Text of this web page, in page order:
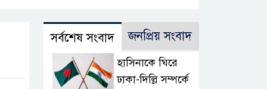
সর্বশেষ সংবাদ জনপ্রিয় সংবাদ
হাসিনাকে ঘিরে
ঢাকা-দিল্লি সম্পর্কে